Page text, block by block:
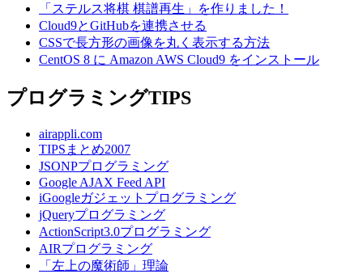
「ステルス将棋 棋譜再生」を作りました！
Cloud9とGitHubを連携させる
CSSで長方形の画像を丸く表示する方法
CentOS 8 に Amazon AWS Cloud9 をインストール
プログラミングTIPS
airappli.com
TIPSまとめ2007
JSONPプログラミング
Google AJAX Feed API
iGoogleガジェットプログラミング
jQueryプログラミング
ActionScript3.0プログラミング
AIRプログラミング
「左上の魔術師」理論